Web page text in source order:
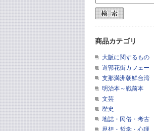
商品カテゴリ
大阪に関するもの
遊郭花街カフェー
支那満洲朝鮮台湾
明治本～戦前本
文芸
歴史
地誌・民俗・考古
思想・哲学・心理